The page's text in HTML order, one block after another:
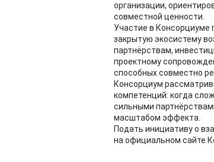
организации,
совместной ценности.
Участие в Консорциуме
закрытую экосистему
партнёрствам,
проектному
способных совместно
Консорциум
компетенций: когда
сильными
масштабом эффекта.
Подать инициативу о
на официальном сайте